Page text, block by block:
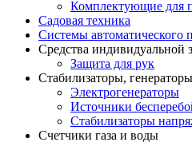
Комплектующие для
Садовая техника
Системы автоматического
Средства индивидуальной
Защита для рук
Стабилизаторы,
Электрогенераторы
Источники
Стабилизаторы
Счетчики газа и воды